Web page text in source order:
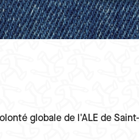
globale de l'ALE de